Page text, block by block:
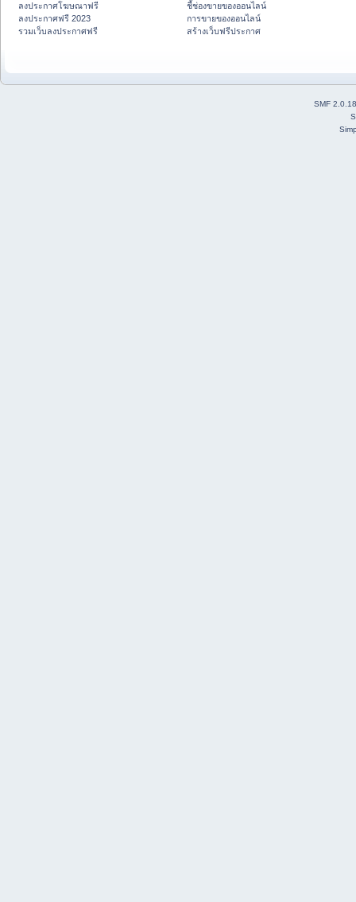
ลงประกาศโฆษณาฟรี
ลงประกาศฟรี 2023
รวมเว็บลงประกาศฟรี
ชี้ช่องขายของออนไลน์
การขายของออนไลน์
สร้างเว็บฟรีประกาศ
SMF 2.0.18